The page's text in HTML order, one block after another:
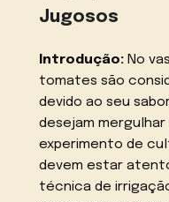
Jugosos
Introdução: No
tomates são
devido ao seu
desejam
experimento de
devem estar
técnica de